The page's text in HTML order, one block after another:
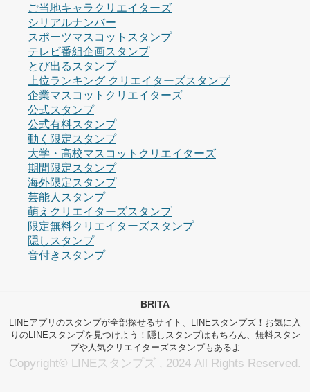
ご当地キャラクリエイターズ
シリアルナンバー
スポーツマスコットスタンプ
テレビ番組企画スタンプ
とび出るスタンプ
上位ランキング クリエイターズスタンプ
企業マスコットクリエイターズ
公式スタンプ
公式有料スタンプ
動く限定スタンプ
大学・高校マスコットクリエイターズ
期間限定スタンプ
海外限定スタンプ
芸能人スタンプ
萌えクリエイターズスタンプ
限定無料クリエイターズスタンプ
隠しスタンプ
音付きスタンプ
BRITA
LINEアプリのスタンプが全部探せるサイト、LINEスタンプズ！お気に入
りのLINEスタンプを見つけよう！隠しスタンプはもちろん、無料スタン
プや人気クリエイターズスタンプもあるよ
Copyright© LINEスタンプズ , 2024 All Rights Reserved.